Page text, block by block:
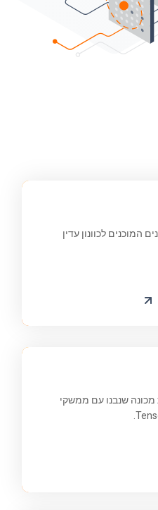
המוכנים לכוונון עדין
שנבנו עם ממשקי